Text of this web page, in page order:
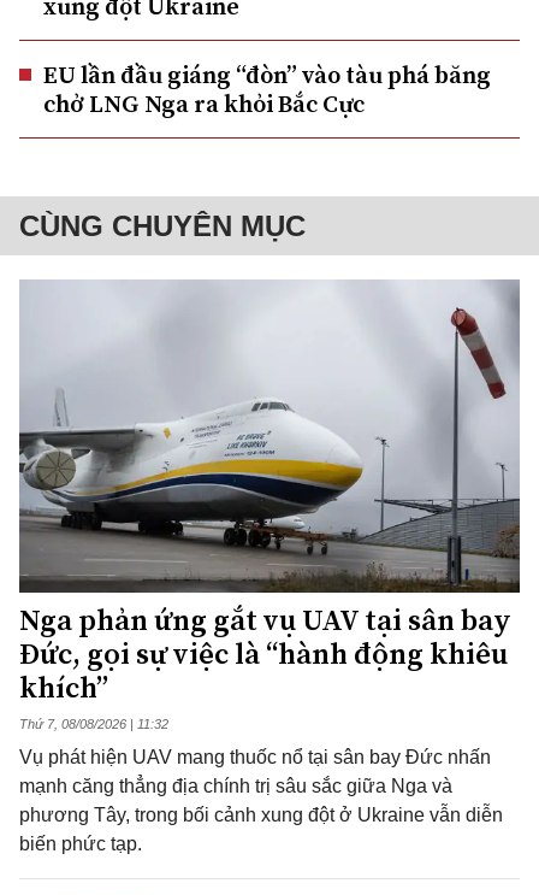
EU lần đầu giáng “đòn” vào tàu phá băng
chở LNG Nga ra khỏi Bắc Cực
CÙNG CHUYÊN MỤC
Nga phản ứng gắt vụ UAV tại sân bay
Đức, gọi sự việc là “hành động khiêu
khích”
Thứ 7, 08/08/2026 | 11:32
Vụ phát hiện UAV mang thuốc nổ tại sân bay Đức nhấn
mạnh căng thẳng địa chính trị sâu sắc giữa Nga và
phương Tây, trong bối cảnh xung đột ở Ukraine vẫn diễn
biến phức tạp.